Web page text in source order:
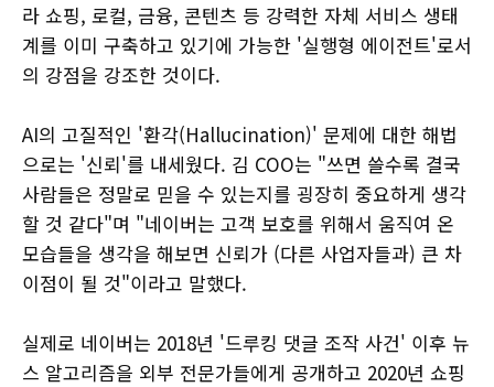
라 쇼핑, 로컬, 금융, 콘텐츠 등 강력한 자체 서비스 생태
계를 이미 구축하고 있기에 가능한 '실행형 에이전트'로서
의 강점을 강조한 것이다.
AI의 고질적인 '환각(Hallucination)' 문제에 대한 해법
으로는 '신뢰'를 내세웠다. 김 COO는 "쓰면 쓸수록 결국
사람들은 정말로 믿을 수 있는지를 굉장히 중요하게 생각
할 것 같다"며 "네이버는 고객 보호를 위해서 움직여 온
모습들을 생각을 해보면 신뢰가 (다른 사업자들과) 큰 차
이점이 될 것"이라고 말했다.
실제로 네이버는 2018년 '드루킹 댓글 조작 사건' 이후 뉴
스 알고리즘을 외부 전문가들에게 공개하고 2020년 쇼핑